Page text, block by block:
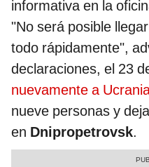
informativa en la
"No será posible
todo rápidamente",
declaraciones, el 23
nuevamente a
nueve personas y
en Dnipropetrovsk.